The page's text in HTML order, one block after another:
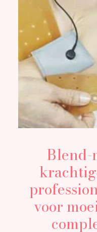
Blend-
voor